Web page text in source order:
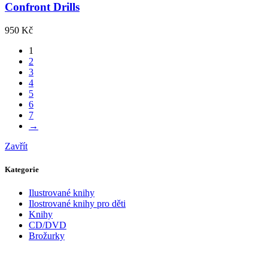
Confront Drills
950 Kč
1
2
3
4
5
6
7
→
Zavřít
Kategorie
Ilustrované knihy
Ilostrované knihy pro děti
Knihy
CD/DVD
Brožurky